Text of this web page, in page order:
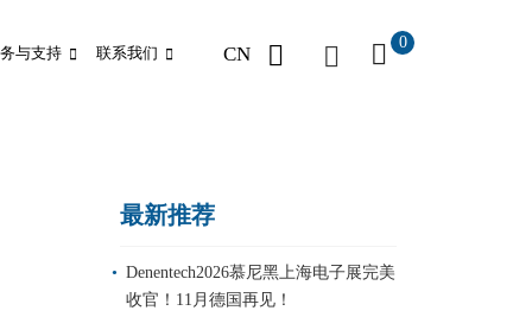
与支持 联系我们 CN
0
最新推荐
Denentech2026慕尼黑上海电子展完美
收官！11月德国再见！